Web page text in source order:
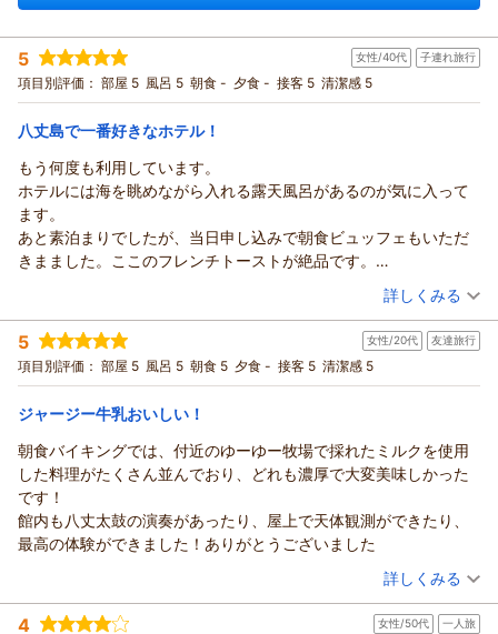
5 女性/40代 子連れ旅行
項目別評価： 部屋 5 風呂 5 朝食 - 夕食 - 接客 5 清潔感 5
八丈島で一番好きなホテル！
もう何度も利用しています。
ホテルには海を眺めながら入れる露天風呂があるのが気に入って
ます。
あと素泊まりでしたが、当日申し込みで朝食ビュッフェもいただ
きまました。ここのフレンチトーストが絶品です。
今回は滞在中に子供が体調不良になりましたが、フロントスタッ
フの方からアイスまくらや冷えピタなどをこちらから言わずとも
すっと差し出していただいて、気遣いが素晴らしいと思い、優し
さがありがたかったです。
また絶対泊まりに行きます。
（投稿日：2026/07/27）
宿泊時期： 2026年07月宿泊 (子連れ旅行)
投稿者： ヒヨコさん
宿泊プラン： ～のんびり気ままに寛ぎの時間を♪食事のついていないシンプ
ルステイ～宿泊プラン【素泊まり】
ダブル 食事なし
宿泊価格帯： 15,001～16,000円(大人一人あたり/税込)
リードパークリゾート八丈島からの返信
この度は当ホテルをご利用いただきまして誠にありがとうござ
いました。
何度もお泊まりいただいているとのこと、大変嬉しく存じま
す。
ご滞在中にお子様の体調が崩れてしまったとのこと、その後の
お加減はいかがでしょうか。
スタッフの対応がお役に立ち、少しでもご不安を和らげるお手
詳しくみる
5 女性/20代 友達旅行
項目別評価： 部屋 5 風呂 5 朝食 5 夕食 - 接客 5 清潔感 5
ジャージー牛乳おいしい！
朝食バイキングでは、付近のゆーゆー牧場で採れたミルクを使用
した料理がたくさん並んでおり、どれも濃厚で大変美味しかった
です！
館内も八丈太鼓の演奏があったり、屋上で天体観測ができたり、
最高の体験ができました！ありがとうございました
（投稿日：2026/07/14）
宿泊時期： 2026年07月宿泊 (友達旅行)
投稿者： はるさん(女性/20代)
詳しくみる
4 女性/50代 一人旅